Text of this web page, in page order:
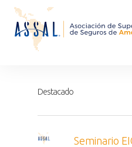
Destacado
Seminario